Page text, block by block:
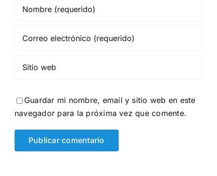
Guardar mi nombre, email y sitio web en este
navegador para la próxima vez que comente.